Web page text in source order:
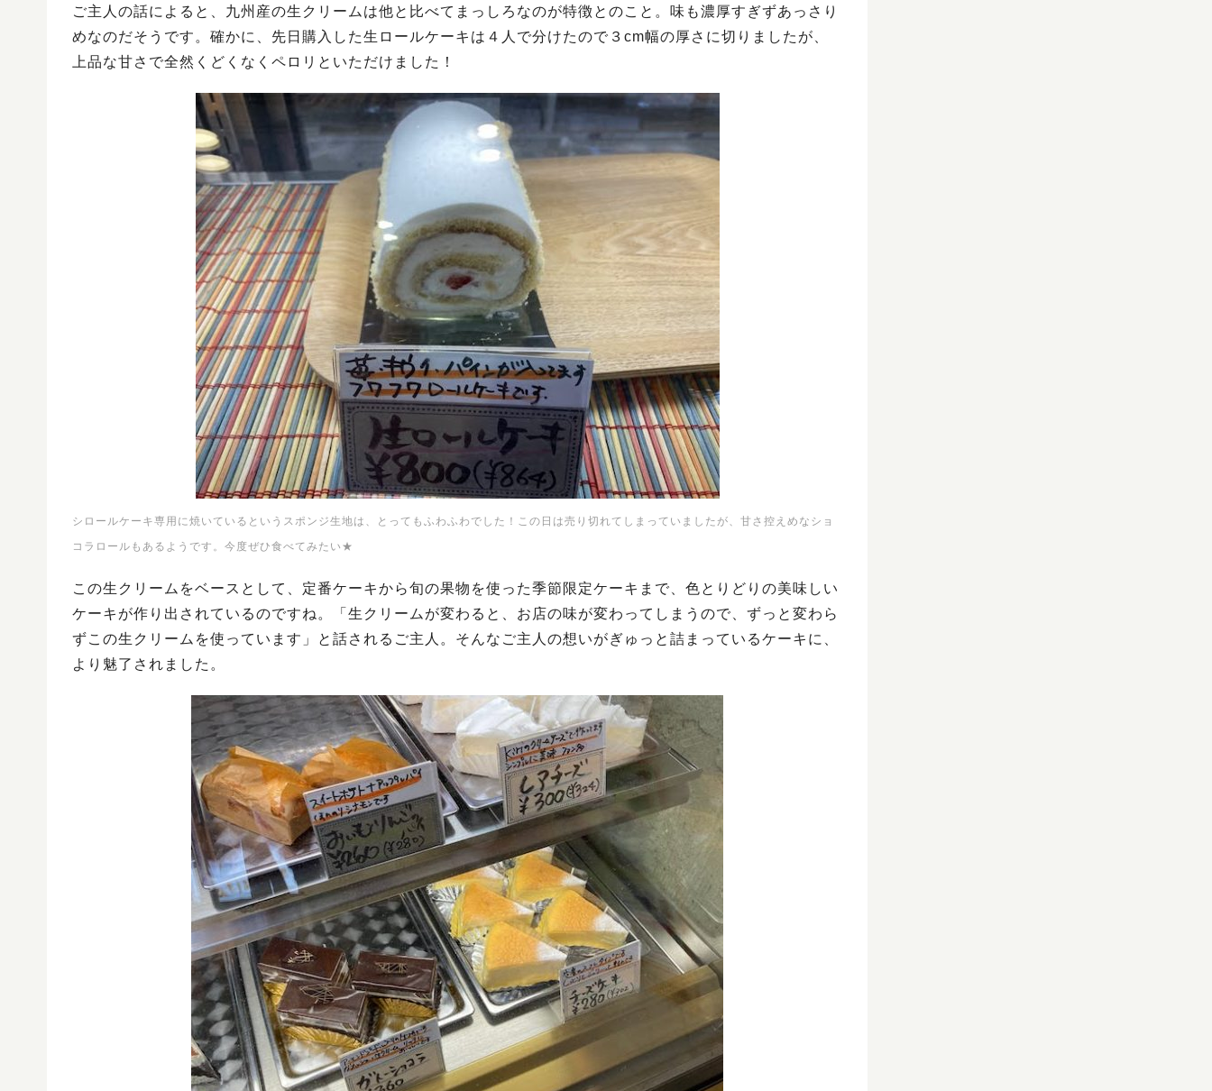
ご主人の話によると、九州産の生クリームは他と比べてまっしろなのが特徴とのこと。味も濃厚すぎずあっさり
めなのだそうです。確かに、先日購入した生ロールケーキは４人で分けたので３cm幅の厚さに切りましたが、
上品な甘さで全然くどくなくペロリといただけました！
シロールケーキ専用に焼いているというスポンジ生地は、とってもふわふわでした！この日は売り切れてしまっていましたが、甘さ控えめなショ
コラロールもあるようです。今度ぜひ食べてみたい★
この生クリームをベースとして、定番ケーキから旬の果物を使った季節限定ケーキまで、色とりどりの美味しい
ケーキが作り出されているのですね。「生クリームが変わると、お店の味が変わってしまうので、ずっと変わら
ずこの生クリームを使っています」と話されるご主人。そんなご主人の想いがぎゅっと詰まっているケーキに、
より魅了されました。